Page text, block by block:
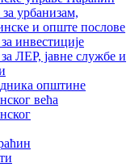
урбанизам,
и опште послове
инвестиције
ЛЕР, јавне службе и
општине
већа